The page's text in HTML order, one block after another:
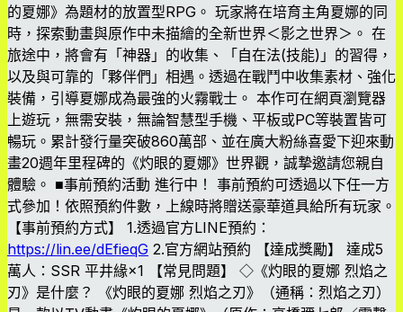
的夏娜》為題材的放置型RPG。 玩家將在培育主角夏娜的同
時，探索動畫與原作中未描繪的全新世界＜影之世界＞。 在
旅途中，將會有「神器」的收集、「自在法(技能)」的習得，
以及與可靠的「夥伴們」相遇。透過在戰鬥中收集素材、強化
裝備，引導夏娜成為最強的火霧戰士。 本作可在網頁瀏覽器
上遊玩，無需安裝，無論智慧型手機、平板或PC等裝置皆可
暢玩。累計發行量突破860萬部、並在廣大粉絲喜愛下迎來動
畫20週年里程碑的《灼眼的夏娜》世界觀，誠摯邀請您親自
體驗。 ■事前預約活動 進行中！ 事前預約可透過以下任一方
式參加！依照預約件數，上線時將贈送豪華道具給所有玩家。
【事前預約方式】 1.透過官方LINE預約：
https://lin.ee/dEfieqG 2.官方網站預約 【達成獎勵】 達成5
萬人：SSR 平井緣×1 【常見問題】 ◇《灼眼的夏娜 烈焰之
刃》是什麼？ 《灼眼的夏娜 烈焰之刃》（通稱：烈焰之刃）